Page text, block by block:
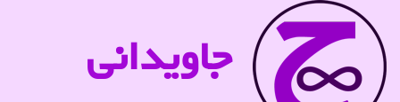
جاویدانی